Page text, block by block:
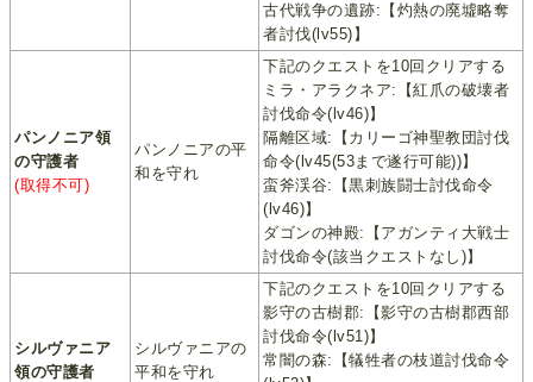
古代戦争の遺跡:【灼熱の廃墟略奪
者討伐(lv55)】
パンノニア領
の守護者
(取得不可)
パンノニアの平
和を守れ
下記のクエストを10回クリアする
ミラ・アラクネア:【紅爪の破壊者
討伐命令(lv46)】
隔離区域:【カリーゴ神聖教団討伐
命令(lv45(53まで遂行可能))】
蛮斧渓谷:【黒刺族闘士討伐命令
(lv46)】
ダゴンの神殿:【アガンティ大戦士
討伐命令(該当クエストなし)】
シルヴァニア
領の守護者
シルヴァニアの
平和を守れ
下記のクエストを10回クリアする
影守の古樹郡:【影守の古樹郡西部
討伐命令(lv51)】
常闇の森:【犠牲者の枝道討伐命令